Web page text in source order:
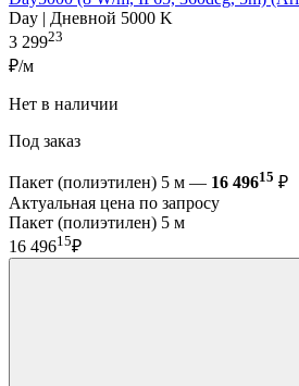
Day | Дневной 5000 K
3 29923
₽/м
Нет в наличии
Под заказ
Пакет (полиэтилен) 5 м — 16 49615 ₽
Актуальная цена по запросу
Пакет (полиэтилен) 5 м
16 49615₽